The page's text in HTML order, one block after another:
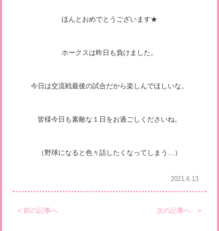
ほんとおめでとうございます★
ホークスは昨日も負けました。
今日は交流戦最後の試合だから楽しんでほしいな。
皆様今日も素敵な１日をお過ごしくださいね。
（野球になると色々話したくなってしまう…）
2021.6.13
< 前の記事へ 次の記事へ >